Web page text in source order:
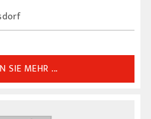
SIE MEHR ...